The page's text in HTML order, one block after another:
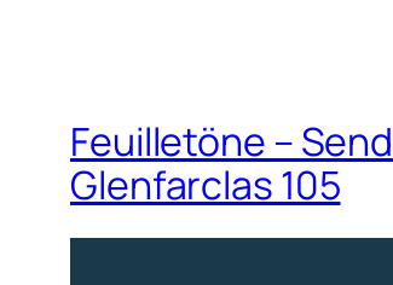
Feuilletöne –
Glenfarclas 105